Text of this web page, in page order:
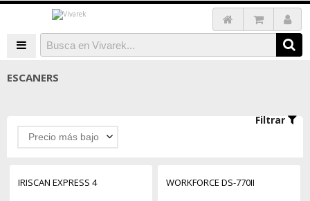
ESCANERS
Filtrar
Precio más bajo
IRISCAN EXPRESS 4 WORKFORCE DS-770II